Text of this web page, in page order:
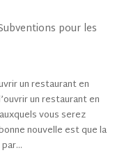
pour les
un restaurant en
un restaurant en
vous serez
nouvelle est que la